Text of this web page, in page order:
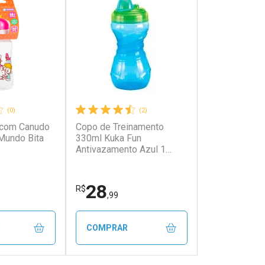
(0)
Canudo
Bita
(2)
Copo de Treinamento
330ml Kuka Fun
Antivazamento Azul 1
R$28,99
COMPRAR